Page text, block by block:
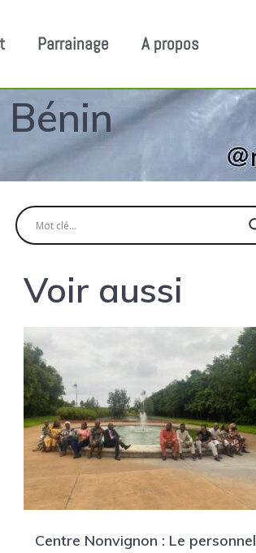
Parrainage A propos
Voir aussi
Centre Nonvignon : Le personnel